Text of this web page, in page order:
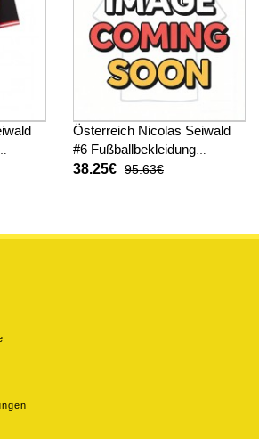
Österreich Nicolas Seiwald
#6 Fußballbekleidung
Auswärtstrikot WM 2026
38.25€ 95.63€